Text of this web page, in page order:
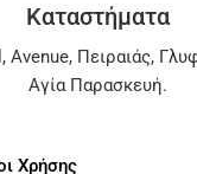
Καταστήματα
, Avenue, Πειραιάς,
Αγία Παρασκευή.
Χρήσης